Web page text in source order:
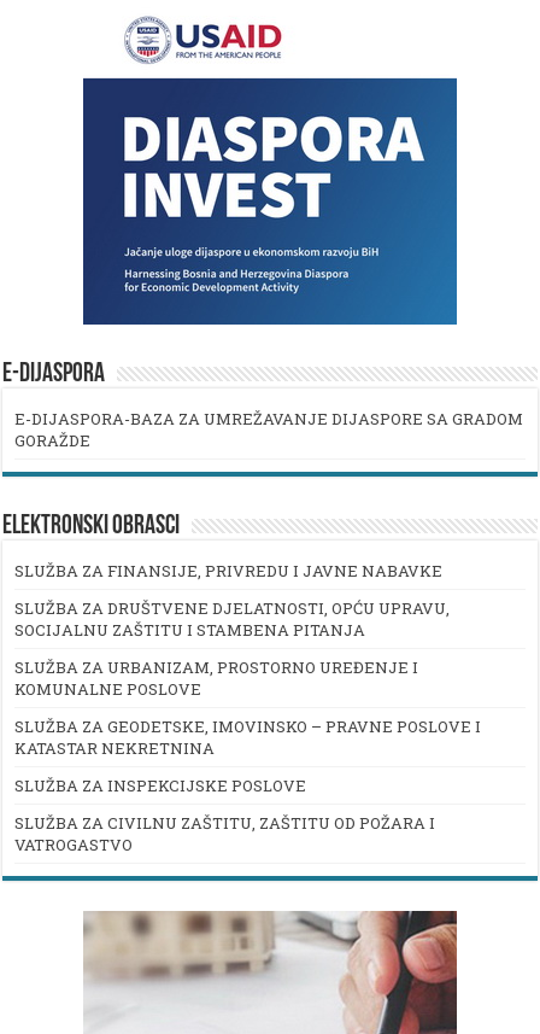
E-DIJASPORA
E-DIJASPORA-BAZA ZA UMREŽAVANJE DIJASPORE SA GRADOM
GORAŽDE
ELEKTRONSKI OBRASCI
SLUŽBA ZA FINANSIJE, PRIVREDU I JAVNE NABAVKE
SLUŽBA ZA DRUŠTVENE DJELATNOSTI, OPĆU UPRAVU,
SOCIJALNU ZAŠTITU I STAMBENA PITANJA
SLUŽBA ZA URBANIZAM, PROSTORNO UREĐENJE I
KOMUNALNE POSLOVE
SLUŽBA ZA GEODETSKE, IMOVINSKO – PRAVNE POSLOVE I
KATASTAR NEKRETNINA
SLUŽBA ZA INSPEKCIJSKE POSLOVE
SLUŽBA ZA CIVILNU ZAŠTITU, ZAŠTITU OD POŽARA I
VATROGASTVO